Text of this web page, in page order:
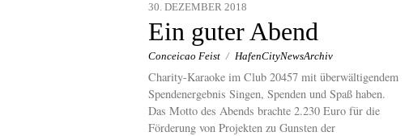
30. DEZEMBER 2018
Ein guter Abend
Conceicao Feist / HafenCityNewsArchiv
Charity-Karaoke im Club 20457 mit überwältigendem
Spendenergebnis Singen, Spenden und Spaß haben.
Das Motto des Abends brachte 2.230 Euro für die
Förderung von Projekten zu Gunsten der